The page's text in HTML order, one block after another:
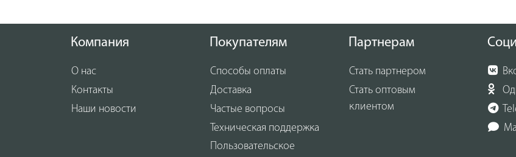
Компания
О нас
Контакты
Наши новости
Покупателям
Способы оплаты
Доставка
Частые вопросы
Техническая поддержка
Пользовательское
Партнерам
Стать партнером
Стать оптовым
клиентом